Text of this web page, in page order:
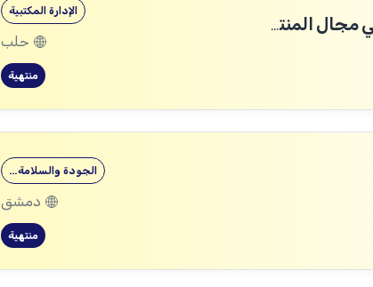
مطلوب مندوبين تجاريين ل شركة في مجال المنتجات الطبية التجميلية
الإدارة المكتبية
حلب
منتهية
الجودة والسلامة…
دمشق
منتهية